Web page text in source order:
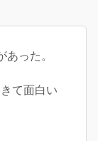
った。
て面白い